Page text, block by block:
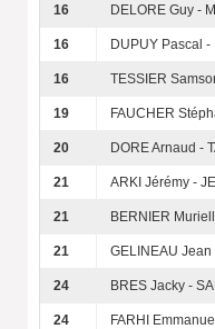
16 DELORE Guy -
16 DUPUY Pascal
16 TESSIER
19 FAUCHER
20 DORE Arnaud -
21 ARKI Jérémy -
21 BERNIER
21 GELINEAU Jean
24 BRES Jacky -
24 FARHI